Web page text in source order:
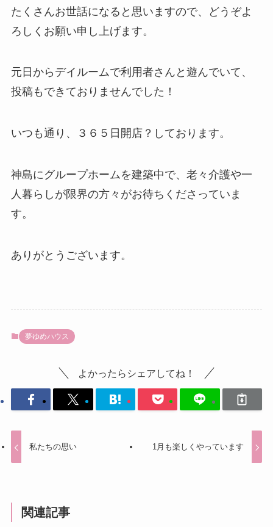
たくさんお世話になると思いますので、どうぞよ
ろしくお願い申し上げます。
元日からデイルームで利用者さんと遊んでいて、
投稿もできておりませんでした！
いつも通り、３６５日開店？しております。
神島にグループホームを建築中で、老々介護や一
人暮らしが限界の方々がお待ちくださっていま
す。
ありがとうございます。
夢ゆめハウス
よかったらシェアしてね！
私たちの思い 1月も楽しくやっています
関連記事